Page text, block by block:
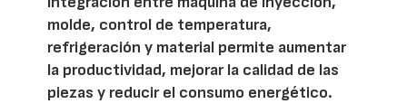
molde, control de temperatura,
refrigeración y material permite aumentar
la productividad, mejorar la calidad de las
piezas y reducir el consumo energético.